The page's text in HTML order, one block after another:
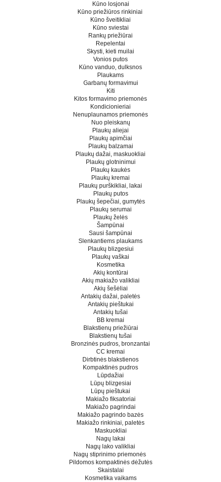
Kūno losjonai
Kūno priežiūros rinkiniai
Kūno šveitikliai
Kūno sviestai
Rankų priežiūrai
Repelentai
Skysti, kieti muilai
Vonios putos
Kūno vanduo, dulksnos
Plaukams
Garbanų formavimui
Kiti
Kitos formavimo priemonės
Kondicionieriai
Nenuplaunamos priemonės
Nuo pleiskanų
Plaukų aliejai
Plaukų apimčiai
Plaukų balzamai
Plaukų dažai, maskuokliai
Plaukų glotninimui
Plaukų kaukės
Plaukų kremai
Plaukų purškikliai, lakai
Plaukų putos
Plaukų šepečiai, gumytės
Plaukų serumai
Plaukų želės
Šampūnai
Sausi šampūnai
Slenkantiems plaukams
Plaukų blizgesiui
Plaukų vaškai
Kosmetika
Akių kontūrai
Akių makiažo valikliai
Akių šešėliai
Antakių dažai, paletės
Antakių pieštukai
Antakių tušai
BB kremai
Blakstienų priežiūrai
Blakstienų tušai
Bronzinės pudros, bronzantai
CC kremai
Dirbtinės blakstienos
Kompaktinės pudros
Lūpdažiai
Lūpų blizgesiai
Lūpų pieštukai
Makiažo fiksatoriai
Makiažo pagrindai
Makiažo pagrindo bazės
Makiažo rinkiniai, paletės
Maskuokliai
Nagų lakai
Nagų lako valikliai
Nagų stiprinimo priemonės
Pildomos kompaktinės dėžutės
Skaistalai
Kosmetika vaikams